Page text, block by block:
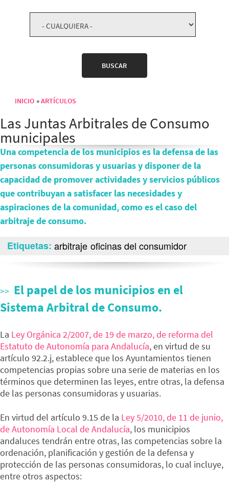
Sobrescribir enlaces de ayuda a la navegación
INICIO ARTÍCULOS
Las Juntas Arbitrales de Consumo
municipales
Una competencia de los municipios es la defensa de las
personas consumidoras y usuarias y disponer de la
capacidad de promover actividades y servicios públicos
que contribuyan a satisfacer las necesidades y
aspiraciones de la comunidad, como es el caso del
arbitraje de consumo.
Etiquetas arbitraje oficinas del consumidor
El papel de los municipios en el
Sistema Arbitral de Consumo.
La Ley Orgánica 2/2007, de 19 de marzo, de reforma del
Estatuto de Autonomía para Andalucía, en virtud de su
artículo 92.2.j, establece que los Ayuntamientos tienen
competencias propias sobre una serie de materias en los
términos que determinen las leyes, entre otras, la defensa
de las personas consumidoras y usuarias.
En virtud del artículo 9.15 de la Ley 5/2010, de 11 de junio,
de Autonomía Local de Andalucía, los municipios
andaluces tendrán entre otras, las competencias sobre la
ordenación, planificación y gestión de la defensa y
protección de las personas consumidoras, lo cual incluye,
entre otros aspectos: